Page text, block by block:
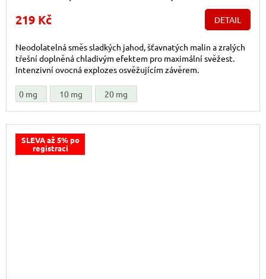
219 Kč DETAIL
Neodolatelná směs sladkých jahod, šťavnatých malin a zralých
třešní doplněná chladivým efektem pro maximální svěžest.
Intenzivní ovocná explozes osvěžujícím závěrem.
0 mg 10 mg 20 mg
SLEVA až 5% po
registraci